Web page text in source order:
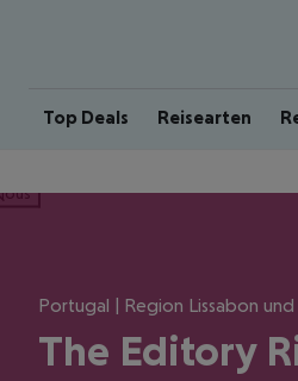
Top Deals Reisearten
Portugal | Region Lissabon
The Editory